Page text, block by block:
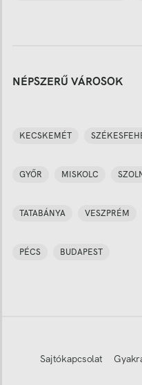
NÉPSZERŰ VÁROSOK
KECSKEMÉT
GYŐR MISKOLC
TATABÁNYA VESZPRÉM
PÉCS BUDAPEST
Sajtókapcsolat